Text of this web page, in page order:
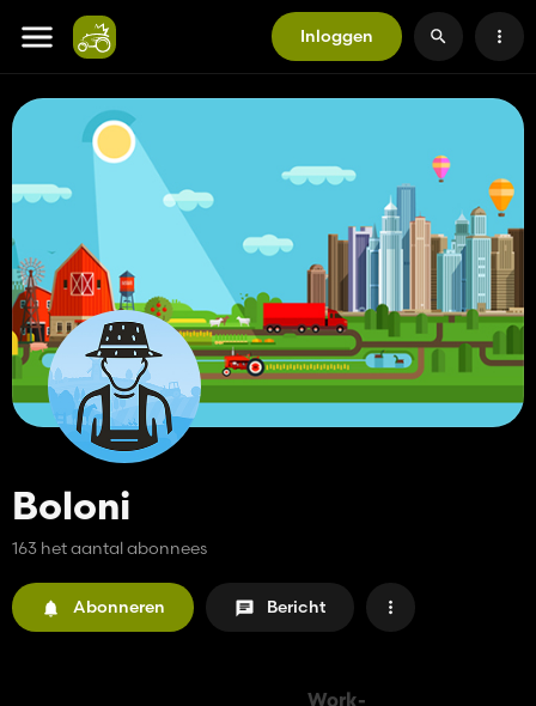
Inloggen
Boloni
163 het aantal abonnees
Abonneren Bericht